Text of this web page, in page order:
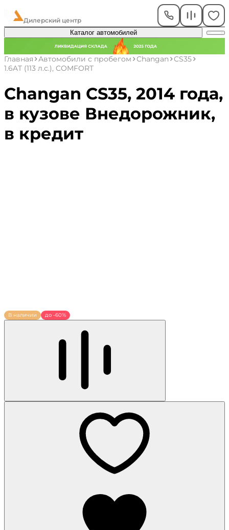
Дилерский центр
Каталог автомобилей
Главная Автомобили с пробегом Changan
CS35
1.6AT (113 л.с.), COMFORT
Changan CS35, 2014 года,
в кузове Внедорожник,
в кредит
В наличии до -60%